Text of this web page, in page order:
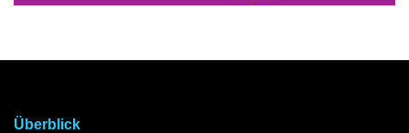
Überblick